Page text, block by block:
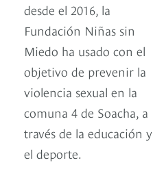
desde el 2016, la
Fundación Niñas sin
Miedo ha usado con el
objetivo de prevenir la
violencia sexual en la
comuna 4 de Soacha, a
través de la educación y
el deporte.